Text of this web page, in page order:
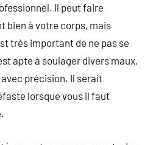
Il peut faire
bien à votre corps, mais
très important de ne pas se
apte à soulager divers maux,
précision. Il serait
lorsque vous il faut